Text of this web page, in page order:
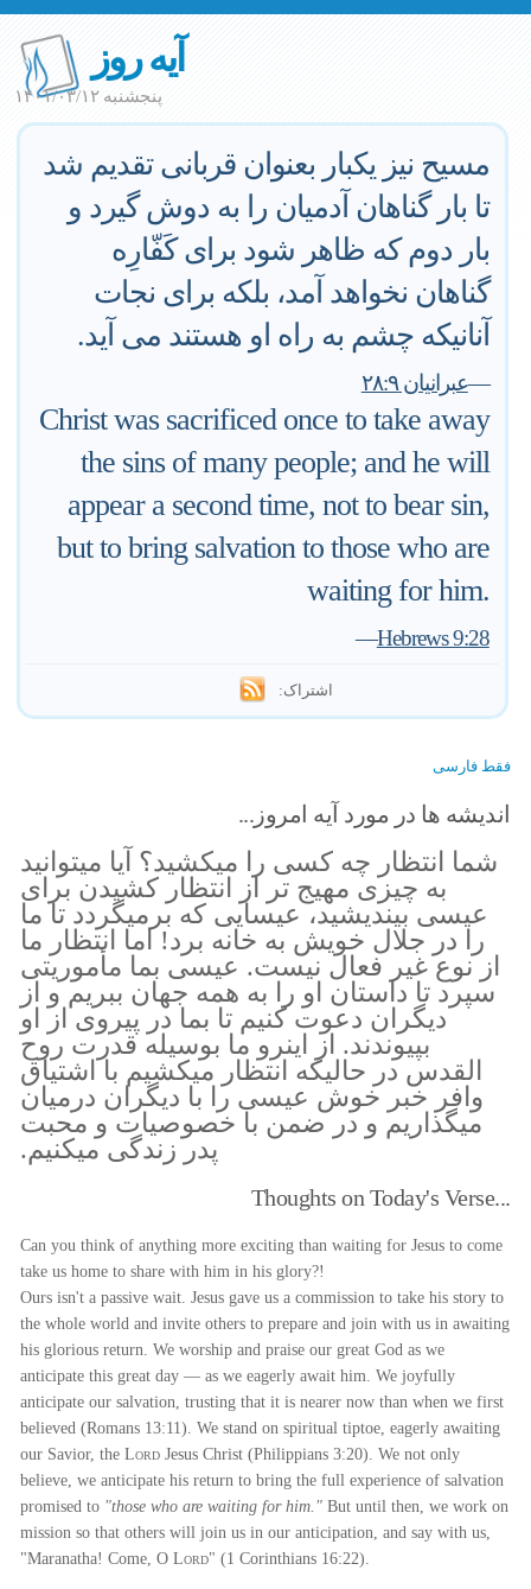
آیه روز
پنجشنبه ۱۴۰۱/۰۳/۱۲
مسیح نیز یکبار بعنوان قربانی تقدیم شد
تا بار گناهان آدمیان را به دوش گیرد و
بار دوم که ظاهر شود برای کَفّارِه
گناهان نخواهد آمد، بلکه برای نجات
آنانیکه چشم به راه او هستند می آید.
—عبرانيان ٢٨:٩
Christ was sacrificed once to take away
the sins of many people; and he will
appear a second time, not to bear sin,
but to bring salvation to those who are
waiting for him.
—Hebrews 9:28
اشتراک:
فقط فارسی
اندیشه ها در مورد آیه امروز...
شما انتظار چه كسى را ميكشيد؟ آيا ميتوانيد
به چيزى مهيج تر از انتظار كشيدن براى
عيسى بينديشيد، عيسايى كه برميگردد تا ما
را در جلال خويش به خانه برد! اما انتظار ما
از نوع غير فعال نيست. عيسى بما مأموريتى
سپرد تا داستان او را به همه جهان ببريم و از
ديگران دعوت كنيم تا بما در پيروى از او
بپيوندند. از اينرو ما بوسيله قدرت روح
القدس در حاليكه انتظار ميكشيم با اشتياق
وافر خبر خوش عيسى را با ديگران درميان
ميگذاريم و در ضمن با خصوصيات و محبت
پدر زندگى ميكنيم.
Thoughts on Today's Verse...
Can you think of anything more exciting than waiting for Jesus to come
take us home to share with him in his glory?!
Ours isn't a passive wait. Jesus gave us a commission to take his story to
the whole world and invite others to prepare and join with us in awaiting
his glorious return. We worship and praise our great God as we
anticipate this great day — as we eagerly await him. We joyfully
anticipate our salvation, trusting that it is nearer now than when we first
believed (Romans 13:11). We stand on spiritual tiptoe, eagerly awaiting
our Savior, theLord Jesus Christ (Philippians 3:20). We not only
believe, we anticipate his return to bring the full experience of salvation
promised to "those who are waiting for him." But until then, we work on
mission so that others will join us in our anticipation, and say with us,
"Maranatha! Come, OLord" (1 Corinthians 16:22).